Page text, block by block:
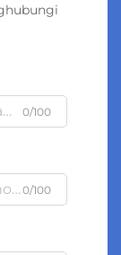
0/100
0/100